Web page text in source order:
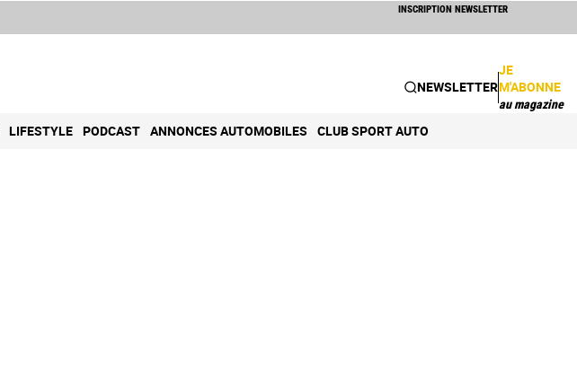
INSCRIPTION NEWSLETTER
NEWSLETTER
JE
M'ABONNE
au magazine
LIFESTYLE PODCAST ANNONCES AUTOMOBILES CLUB SPORT AUTO